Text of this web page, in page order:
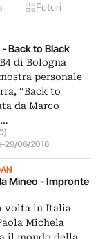
Futuri
Back to Black
di Bologna
personale
“Back to
da Marco
–29/06/2018
Mineo - Impronte
volta in Italia
Michela